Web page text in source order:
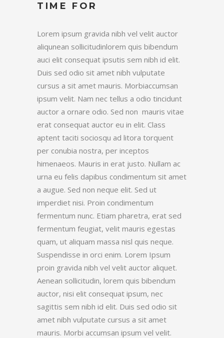
TIME FOR
Lorem ipsum gravida nibh vel velit auctor
aliqunean sollicitudinlorem quis bibendum
auci elit consequat ipsutis sem nibh id elit.
Duis sed odio sit amet nibh vulputate
cursus a sit amet mauris. Morbiaccumsan
ipsum velit. Nam nec tellus a odio tincidunt
auctor a ornare odio. Sed non mauris vitae
erat consequat auctor eu in elit. Class
aptent taciti sociosqu ad litora torquent
per conubia nostra, per inceptos
himenaeos. Mauris in erat justo. Nullam ac
urna eu felis dapibus condimentum sit amet
a augue. Sed non neque elit. Sed ut
imperdiet nisi. Proin condimentum
fermentum nunc. Etiam pharetra, erat sed
fermentum feugiat, velit mauris egestas
quam, ut aliquam massa nisl quis neque.
Suspendisse in orci enim. Lorem Ipsum
proin gravida nibh vel velit auctor aliquet.
Aenean sollicitudin, lorem quis bibendum
auctor, nisi elit consequat ipsum, nec
sagittis sem nibh id elit. Duis sed odio sit
amet nibh vulputate cursus a sit amet
mauris. Morbi accumsan ipsum vel velit.